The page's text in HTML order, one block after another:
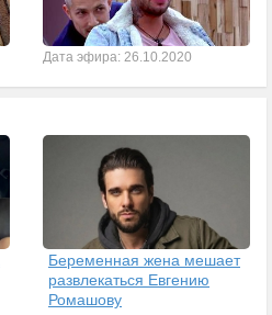
Дата эфира: 26.10.2020
Беременная жена мешает
развлекаться Евгению
Ромашову